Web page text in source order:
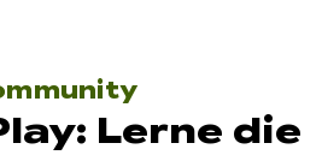
Lerne die